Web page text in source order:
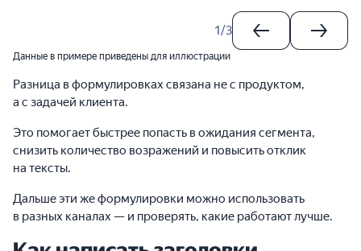
1/3
Данные в примере приведены для иллюстрации
Разница в формулировках связана не с продуктом,
а с задачей клиента.
Это помогает быстрее попасть в ожидания сегмента,
снизить количество возражений и повысить отклик
на тексты.
Дальше эти же формулировки можно использовать
в разных каналах — и проверять, какие работают лучше.